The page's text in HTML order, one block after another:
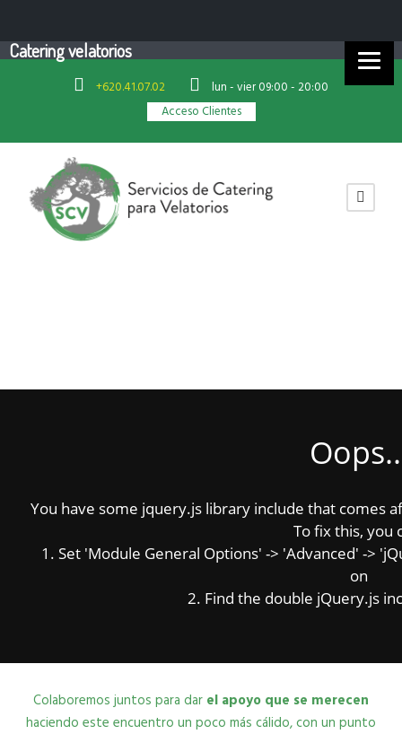
+620.41.07.02
lun - vier 09:00 - 20:00
Acceso Clientes
You have some jquery.js library include that comes
To fix this, you
1. Set 'Module General Options' -> 'Advanced' ->
on
2. Find the double jQuery.js
Colaboremos juntos para dar el apoyo que se merecen
haciendo este encuentro un poco más cálido, con un punto
Catering velatorios